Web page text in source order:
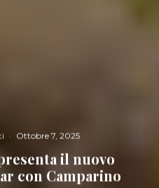
· Ottobre 7, 2025
il nuovo
con Camparino